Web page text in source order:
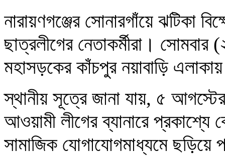
নারায়ণগঞ্জের সোনারগাঁয়ে ঝটিকা
ছাত্রলীগের নেতাকর্মীরা। সোমবার
মহাসড়কের কাঁচপুর নয়াবাড়ি
স্থানীয় সূত্রে জানা যায়, ৫
আওয়ামী লীগের ব্যানারে
সামাজিক যোগাযোগমাধ্যমে ছড়িয়ে